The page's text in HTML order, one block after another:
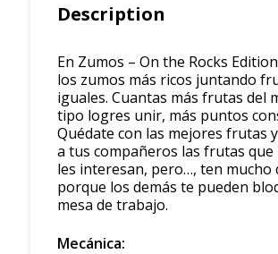
Description
En Zumos – On the Rocks
los zumos más ricos juntando
iguales. Cuantas más frutas del
tipo logres unir, más puntos
Quédate con las mejores frutas
a tus compañeros las frutas que
les interesan, pero…, ten mucho
porque los demás te pueden
mesa de trabajo.
Mecánica: